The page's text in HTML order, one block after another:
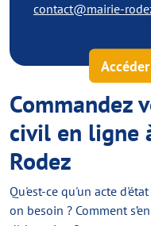
contact@mairie-
Commandez
civil en ligne
Rodez
Qu'est-ce qu'un acte
on besoin ? Comment